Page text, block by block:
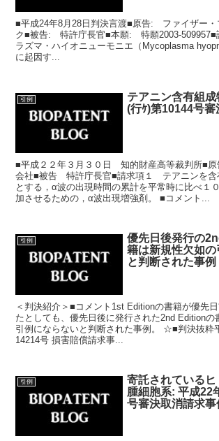
■平成24年8月28日判決言渡■原告: ファイザー・
ク■被告: 特許庁長官■本願: 特願2003-
ラズマ・ハイオニューモニエ（Mycoplasma
に起因す...
引例
テアニン含有組
(行ｹ)第10144号
■平成２２年３月３０日 知的財産高等裁判所■
会社■被告 特許庁長官■請求項１ テアニンを含
とする，α波の出現時間の累計を平常時に比べ１
加させるための，α波出現増強剤。 ■コメント...
引例
優先日後発行の
籍は新規性欠如
と判断された事例
＜判決紹介＞■コメント1st Editionの書籍が優先
たとしても、優先日後に発行された2nd Editionの
引例にならないと判断された事例。 ☆■判決抜粋
14214号 損害賠償請求事...
引例
寄託されている
腫細胞系: 平成22
号審決取消請求事